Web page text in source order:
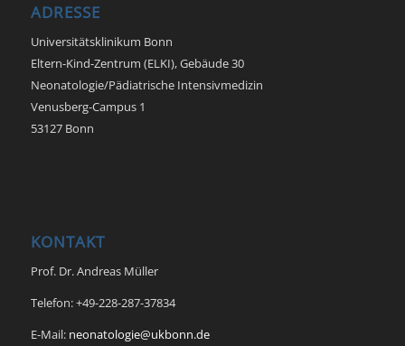
ADRESSE
Universitätsklinikum Bonn
Eltern-Kind-Zentrum (ELKI), Gebäude 30
Neonatologie/Pädiatrische Intensivmedizin
Venusberg-Campus 1
53127 Bonn
KONTAKT
Prof. Dr. Andreas Müller
Telefon: +49-228-287-37834
E-Mail: neonatologie@ukbonn.de